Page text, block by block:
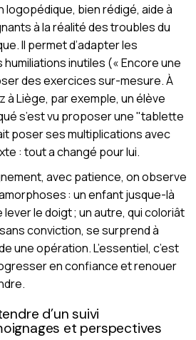
bien rédigé, aide à
à la réalité des troubles du
Il permet d’adapter les
inutiles (« Encore une
des exercices sur-mesure. À
à Liège, par exemple, un élève
s’est vu proposer une "tablette
poser ses multiplications avec
: tout a changé pour lui.
avec patience, on observe
: un enfant jusque-là
le doigt ; un autre, qui coloriât
conviction, se surprend à
une opération. L’essentiel, c’est
en confiance et renouer
d’un suivi
et perspectives